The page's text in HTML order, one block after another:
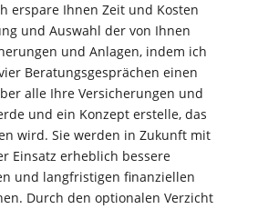
erspare Ihnen Zeit und Kosten
und Auswahl der von Ihnen
und Anlagen, indem ich
Beratungsgesprächen einen
alle Ihre Versicherungen und
und ein Konzept erstelle, das
wird. Sie werden in Zukunft mit
Einsatz erheblich bessere
und langfristigen finanziellen
Durch den optionalen Verzicht